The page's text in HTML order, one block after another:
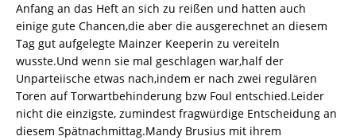
Anfang an das Heft an sich zu reißen und hatten auch
einige gute Chancen,die aber die ausgerechnet an diesem
Tag gut aufgelegte Mainzer Keeperin zu vereiteln
wusste.Und wenn sie mal geschlagen war,half der
Unparteiische etwas nach,indem er nach zwei regulären
Toren auf Torwartbehinderung bzw Foul entschied.Leider
nicht die einzigste, zumindest fragwürdige Entscheidung an
diesem Spätnachmittag.Mandy Brusius mit ihrem